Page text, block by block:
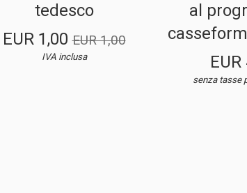
tedesco
EUR 1,00EUR 1,00
IVA inclusa
al
senza tasse